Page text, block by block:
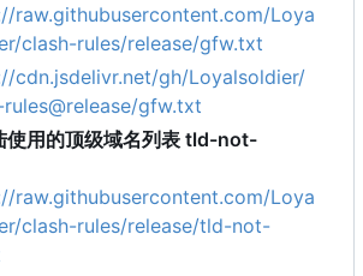
raw.githubusercontent.com/Loya
clash-rules/release/gfw.txt
cdn.jsdelivr.net/gh/Loyalsoldier/
gfw.txt
使用的顶级域名列表 tld-not-
raw.githubusercontent.com/Loya
clash-rules/release/tld-not-